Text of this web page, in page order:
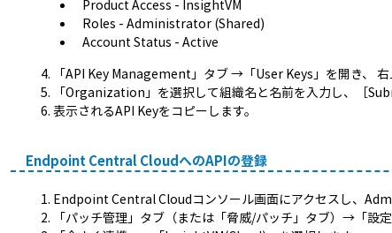
Product Access - InsightVM
Roles - Administrator (Shared)
Account Status - Active
「API Key Management」タブ →「User Keys」を開き、
「Organization」を選択して組織名と名前を入力し、［
表示されるAPI Keyをコピーします。
Endpoint Central CloudへのAPIの登録
Endpoint Central Cloudコンソール画面にアクセスし、
「パッチ管理」タブ（または「脅威/パッチ」タブ）→「設